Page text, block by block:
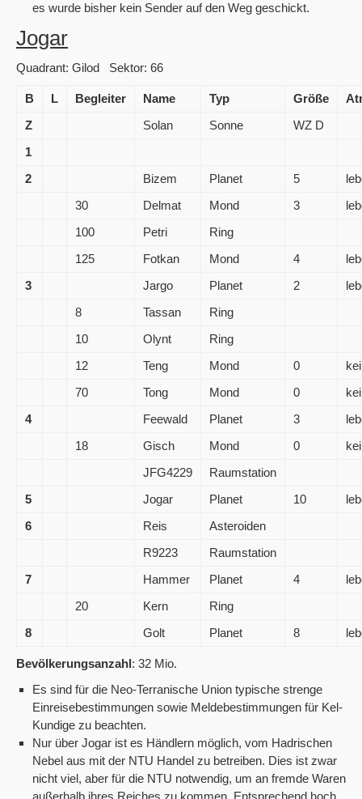
es wurde bisher kein Sender auf den Weg geschickt.
Jogar
Quadrant: Gilod Sektor: 66
B L Begleiter Name Typ Größe
Z
Solan Sonne
WZ D
1
2
Bizem Planet 5
30
Delmat Mond 3
100
Petri
Ring
125
Fotkan Mond 4
3
Jargo Planet 2
8
Tassan
Ring
10
Olynt
Ring
12
Teng Mond 0
70
Tong Mond 0
4
Feewald Planet 3
18
Gisch Mond 0
JFG4229
Raumstation
5
Jogar Planet 10
6
Reis
Asteroiden
R9223
Raumstation
7
Hammer Planet 4
20
Kern
Ring
8
Golt Planet 8
Bevölkerungsanzahl: 32 Mio.
Es sind für die Neo-Terranische Union typische strenge
Einreisebestimmungen sowie Meldebestimmungen für Kel-
Kundige zu beachten.
Nur über Jogar ist es Händlern möglich, vom Hadrischen
Nebel aus mit der NTU Handel zu betreiben. Dies ist zwar
nicht viel, aber für die NTU notwendig, um an fremde Waren